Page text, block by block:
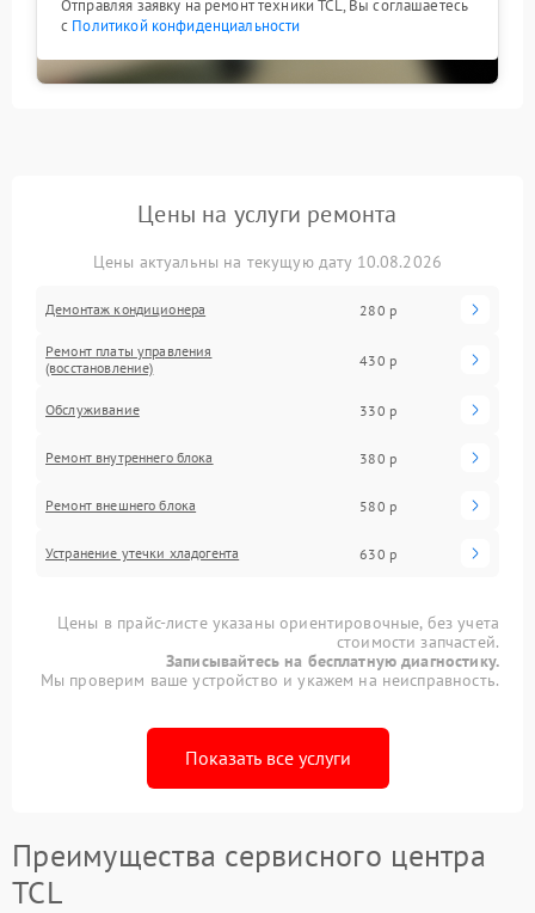
Отправляя заявку на ремонт техники TCL, Вы соглашаетесь
с Политикой конфиденциальности
Цены на услуги ремонта
Цены актуальны на текущую дату 10.08.2026
Демонтаж кондиционера 280 р
Ремонт платы управления
(восстановление)
430 р
Обслуживание 330 р
Ремонт внутреннего блока 380 р
Ремонт внешнего блока 580 р
Устранение утечки хладогента 630 р
Цены в прайс-листе указаны ориентировочные, без учета
стоимости запчастей.
Записывайтесь на бесплатную диагностику.
Мы проверим ваше устройство и укажем на неисправность.
Показать все услуги
Преимущества сервисного центра
TCL